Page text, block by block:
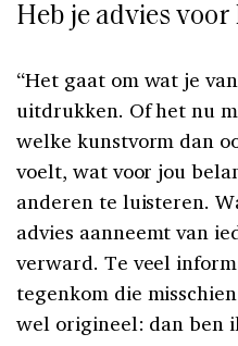
Heb je advies voor
“Het gaat om wat je
uitdrukken. Of het nu
welke kunstvorm dan
voelt, wat voor jou
anderen te luisteren.
advies aanneemt van
verward. Te veel
tegenkom die
wel origineel: dan ben